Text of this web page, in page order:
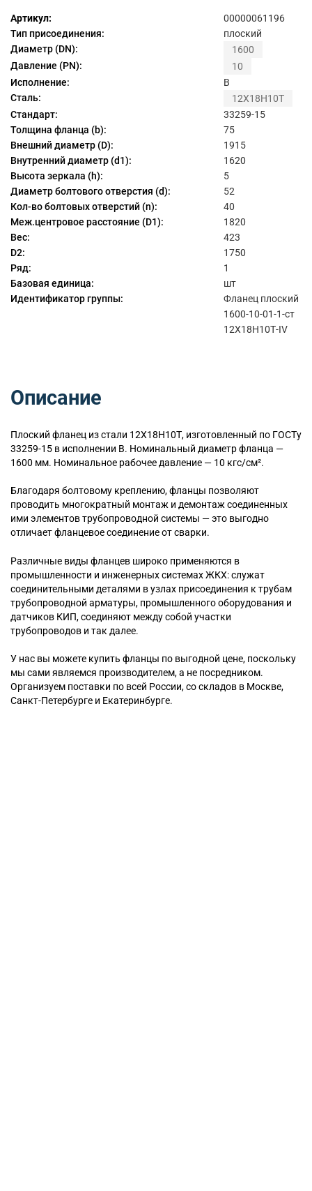
Артикул:
00000061196
Тип присоединения:
плоский
Диаметр (DN):
1600
Давление (PN):
10
Исполнение:
B
Сталь:
12Х18Н10Т
Стандарт:
33259-15
Толщина фланца (b):
75
Внешний диаметр (D):
1915
Внутренний диаметр (d1):
1620
Высота зеркала (h):
5
Диаметр болтового отверстия (d):
52
Кол-во болтовых отверстий (n):
40
Меж.центровое расстояние (D1):
1820
Вес:
423
D2:
1750
Ряд:
1
Базовая единица:
шт
Идентификатор группы:
Фланец плоский
1600-10-01-1-ст
12Х18Н10Т-IV
Описание
Плоский фланец из стали 12Х18Н10Т, изготовленный по ГОСТу
33259-15 в исполнении B. Номинальный диаметр фланца —
1600 мм. Номинальное рабочее давление — 10 кгс/см².
Благодаря болтовому креплению, фланцы позволяют
проводить многократный монтаж и демонтаж соединенных
ими элементов трубопроводной системы — это выгодно
отличает фланцевое соединение от сварки.
Различные виды фланцев широко применяются в
промышленности и инженерных системах ЖКХ: служат
соединительными деталями в узлах присоединения к трубам
трубопроводной арматуры, промышленного оборудования и
датчиков КИП, соединяют между собой участки
трубопроводов и так далее.
У нас вы можете купить фланцы по выгодной цене, поскольку
мы сами являемся производителем, а не посредником.
Организуем поставки по всей России, со складов в Москве,
Санкт-Петербурге и Екатеринбурге.